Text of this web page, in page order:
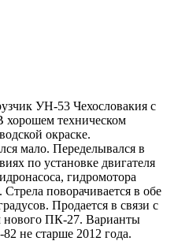
УН-53 Чехословакия с
хорошем техническом
окраске.
мало. Переделывался в
по установке двигателя
гидромотора
поворачивается в обе
Продается в связи с
нового ПК-27. Варианты
не старше 2012 года.